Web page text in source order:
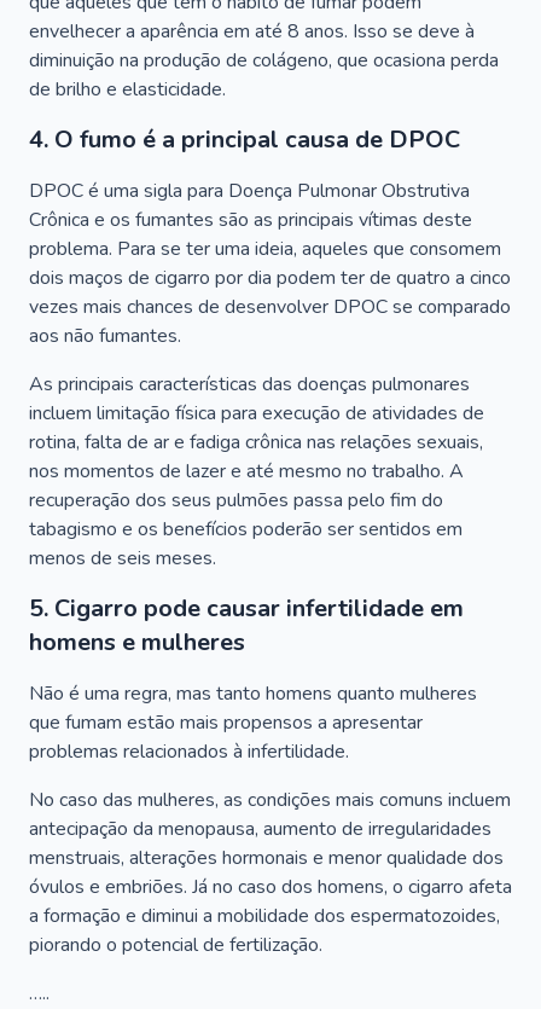
envelhecer a aparência em até 8 anos. Isso se deve à
diminuição na produção de colágeno, que ocasiona perda
de brilho e elasticidade.
4. O fumo é a principal causa de DPOC
DPOC é uma sigla para Doença Pulmonar Obstrutiva
Crônica e os fumantes são as principais vítimas deste
problema. Para se ter uma ideia, aqueles que consomem
dois maços de cigarro por dia podem ter de quatro a cinco
vezes mais chances de desenvolver DPOC se comparado
aos não fumantes.
As principais características das doenças pulmonares
incluem limitação física para execução de atividades de
rotina, falta de ar e fadiga crônica nas relações sexuais,
nos momentos de lazer e até mesmo no trabalho. A
recuperação dos seus pulmões passa pelo fim do
tabagismo e os benefícios poderão ser sentidos em
menos de seis meses.
5. Cigarro pode causar infertilidade em
homens e mulheres
Não é uma regra, mas tanto homens quanto mulheres
que fumam estão mais propensos a apresentar
problemas relacionados à infertilidade.
No caso das mulheres, as condições mais comuns incluem
antecipação da menopausa, aumento de irregularidades
menstruais, alterações hormonais e menor qualidade dos
óvulos e embriões. Já no caso dos homens, o cigarro afeta
a formação e diminui a mobilidade dos espermatozoides,
piorando o potencial de fertilização.
…..